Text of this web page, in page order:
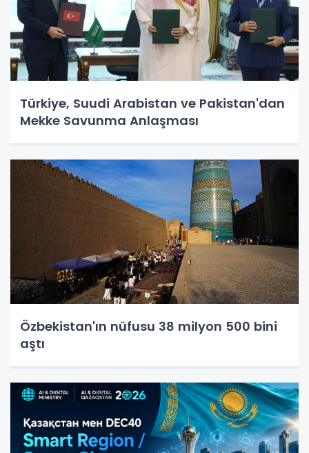
Türkiye, Suudi Arabistan ve Pakistan'dan
Mekke Savunma Anlaşması
Özbekistan'ın nüfusu 38 milyon 500 bini
aştı